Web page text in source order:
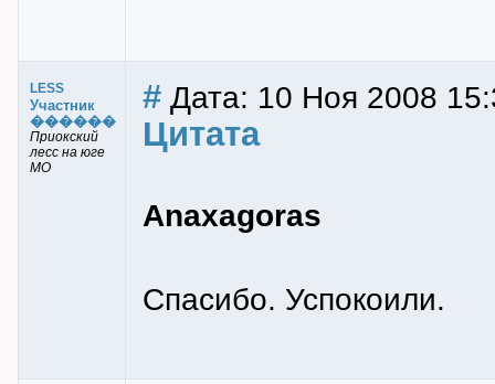
LESS
Участник
������
Приокский
лесс на юге
МО
# Дата: 10 Ноя 2008
Цитата
Anaxagoras
Спасибо. Успокоили.